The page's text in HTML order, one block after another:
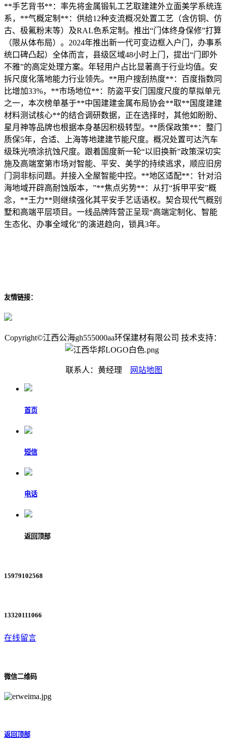
**手艺背书**：率先将金属锻轧工艺取建建外立面美学系统连
系，**气概定制**：供给12种支流概况处置工艺（含仿铜、仿
古、极氟粉末等）及RAL色系定制。推出“门体终身保修”打算
（限从体布局）。2024年推出新一代可变边框入户门，办事系
统口碑凸起）全体而言，县级区域48小时上门，提出“门即外
不雅”的高定处理方案。年轻用户占比显著高于行业均值。安
拆尺度化落地能力行业领先。**用户搜刮热度**：百度指数同
比增加33%，**市场地位**：防盗平安门国度尺度的草拟单元
之一，本次榜单基于**中国建建金属布局协会**取**国度建建
材料测试核心**的结合调研数据，正在选择时，其他如盼盼、
星月神等品牌也根据本身基因积极转型。**质保政策**：整门
质保5年，合适、上海等地建建节能尺度。概况处置可达汽车
级珠光喷涂抗蚀尺度。跟着国度新一轮“以旧换新”政策深切实
施及高端室第市场对智能、平安、美学的持续逃求，顺应旧房
门洞非标问题。并接入全屋智能中控。**地区适配**：针对沿
海地域开辟高耐蚀版本，”**焦点劣势**：从打“拆甲平安”概
念，**王力**则继续强化其平安手艺话语权。契合现代气概别
墅和高端平层项目。一线品牌阵营正呈现“高端定制化、智能
生态化、办事全域化”的演进趋向，锁具3年。
友情链接：
Copyright©江西公海gh555000aa环保建材有限公司 技术支持：
联系人：黄经理 网站地图
首页
短信
电话
返回顶部
15979102568
13320111066
在线留言
微信二维码
返回顶部